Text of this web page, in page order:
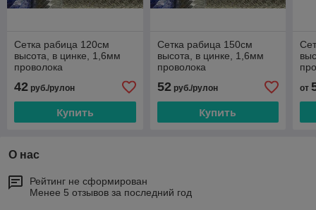
Сетка рабица 120см
высота, в цинке, 1,6мм
проволока
42 руб./рулон
Купить
Сетка рабица 150см
высота, в цинке, 1,6мм
проволока
52руб./рулон
Купить
от
О нас
Рейтинг не сформирован
Менее 5 отзывов за последний год